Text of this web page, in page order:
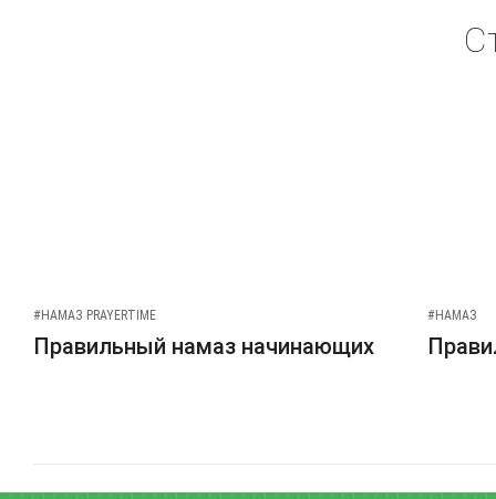
#НАМАЗ PRAYERTIME
Правильный намаз начинающих
#НАМАЗ